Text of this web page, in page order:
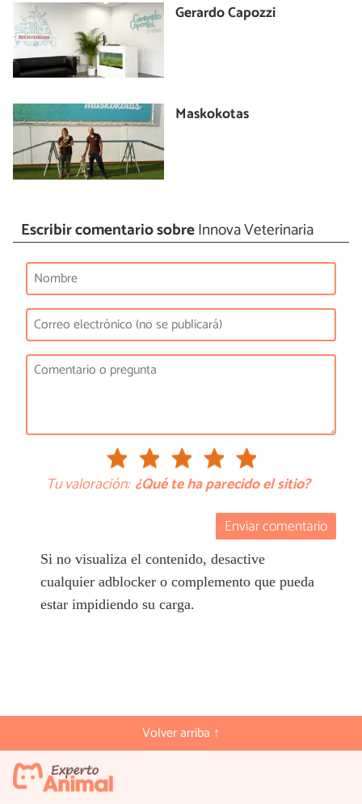
Gerardo Capozzi
Maskokotas
Escribir comentario sobreInnova Veterinaria
Tu valoración: ¿Qué te ha parecido el sitio?
Enviar comentario
Si no visualiza el contenido, desactive
cualquier adblocker o complemento que pueda
estar impidiendo su carga.
Volver arriba ↑